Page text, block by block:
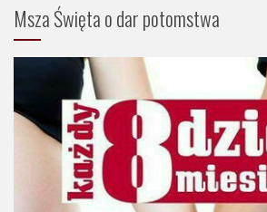
Msza Święta o dar potomstwa